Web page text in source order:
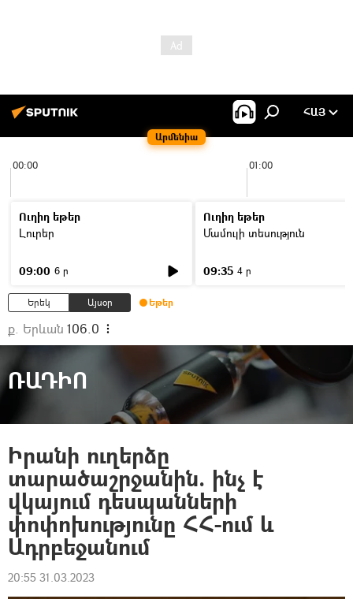
Արմենիա
ՀԱՅ
00:00 01:00
Ուղիղ եթեր
Լուրեր
09:00 6 ր
Ուղիղ եթեր
Մամուլի տեսություն
09:35 4 ր
Երեկ Այսօր Եթեր
ք. Երևան 106.0
ՌԱԴԻՈ
Իրանի ուղերձը
տարածաշրջանին. ինչ է
վկայում դեսպանների
փոփոխությունը ՀՀ-ում և
Ադրբեջանում
20:55 31.03.2023